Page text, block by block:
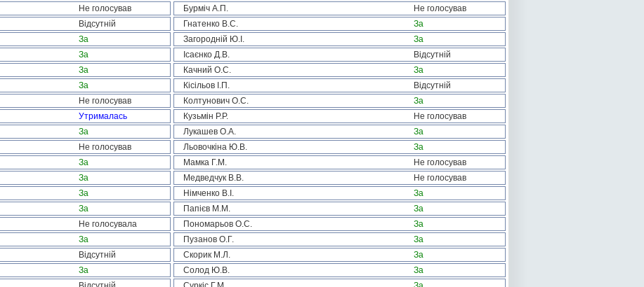
Не голосував Бурміч А.П.
Не голосував
Відсутній Гнатенко В.С.
За
За Загородній Ю.І.
За
За Ісаєнко Д.В.
Відсутній
За Качний О.С.
За
За Кісільов І.П.
Відсутній
Не голосував Колтунович О.С.
За
Утрималась Кузьмін Р.Р.
Не голосував
За Лукашев О.А.
За
Не голосував Льовочкіна Ю.В.
За
За Мамка Г.М.
Не голосував
За Медведчук В.В.
Не голосував
За Німченко В.І.
За
За Папієв М.М.
За
Не голосувала Пономарьов О.С.
За
За Пузанов О.Г.
За
Відсутній Скорик М.Л.
За
За Солод Ю.В.
За